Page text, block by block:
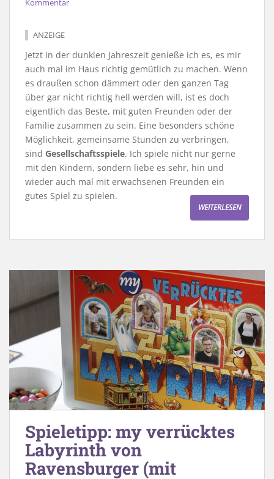
Kommentar
ANZEIGE
Jetzt in der dunklen Jahreszeit genieße ich es, es mir
auch mal im Haus richtig gemütlich zu machen. Wenn
es draußen schon dämmert oder den ganzen Tag
über gar nicht richtig hell werden will, ist es doch
eigentlich das Beste, mit guten Freunden oder der
Familie zusammen zu sein. Eine besonders schöne
Möglichkeit, gemeinsame Stunden zu verbringen,
sind Gesellschaftsspiele. Ich spiele nicht nur gerne
mit den Kindern, sondern liebe es sehr, hin und
wieder auch mal mit erwachsenen Freunden ein
gutes Spiel zu spielen.
WEITERLESEN
Spieletipp: my verrücktes
Labyrinth von
Ravensburger (mit